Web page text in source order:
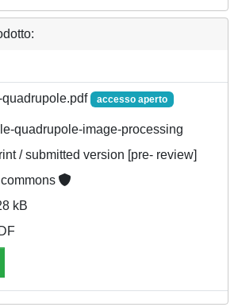
accesso aperto
quadrupole-image-processing
/ submitted version [pre- review]
kB